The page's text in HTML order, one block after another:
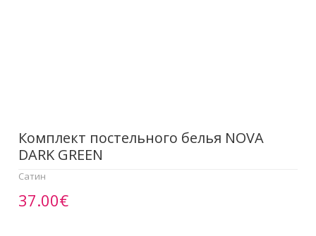
Комплект постельного белья NOVA
DARK GREEN
Сатин
37.00€